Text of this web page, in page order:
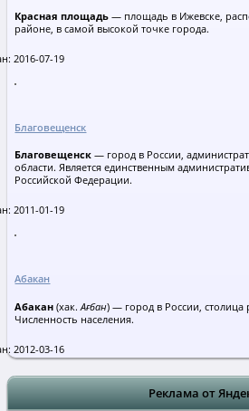
Красная площадь — площадь в Ижевске,
районе, в самой высокой точке города.
2016-07-19
Благовещенск
Благовещенск — город в России,
области. Является единственным
Российской Федерации.
2011-01-19
Абакан
Абакан (хак.Ағбан) — город в России, столица
Численность населения.
2012-03-16
Реклама от